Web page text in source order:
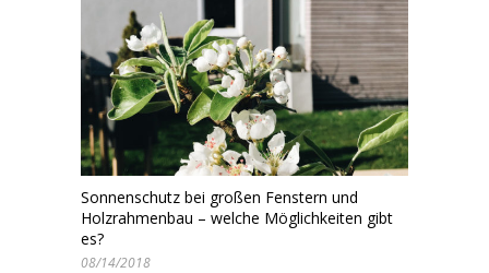
Sonnenschutz bei großen Fenstern und
Holzrahmenbau – welche Möglichkeiten gibt
es?
08/14/2018